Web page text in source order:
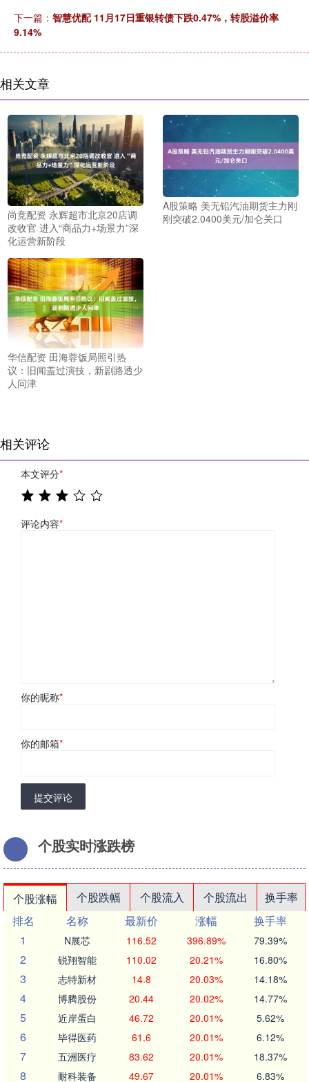
下一篇： 智慧优配 11月17日重银转债下跌0.47%，转股溢价率
9.14%
相关文章
尚竞配资 永辉超市北京20店调
改收官 进入“商品力+场景力”深
化运营新阶段
A股策略 美无铅汽油期货主力刚
刚突破2.0400美元/加仑关口
华信配资 田海蓉饭局照引热
议：旧闻盖过演技，新剧路透少
人问津
相关评论
本文评分*
评论内容*
你的昵称*
你的邮箱*
提交评论
个股实时涨跌榜
个股涨幅 个股跌幅 个股流入 个股流出
换手率
排名
名称 最新价 涨幅
换手率
1
N展芯 116.52 396.89% 79.39%
2 锐翔智能 110.02 20.21% 16.80%
3 志特新材 14.8 20.03% 14.18%
4 博腾股份 20.44 20.02% 14.77%
5 近岸蛋白 46.72 20.01% 5.62%
6 毕得医药 61.6 20.01% 6.12%
7 五洲医疗 83.62 20.01% 18.37%
8 耐科装备 49.67 20.01% 6.83%